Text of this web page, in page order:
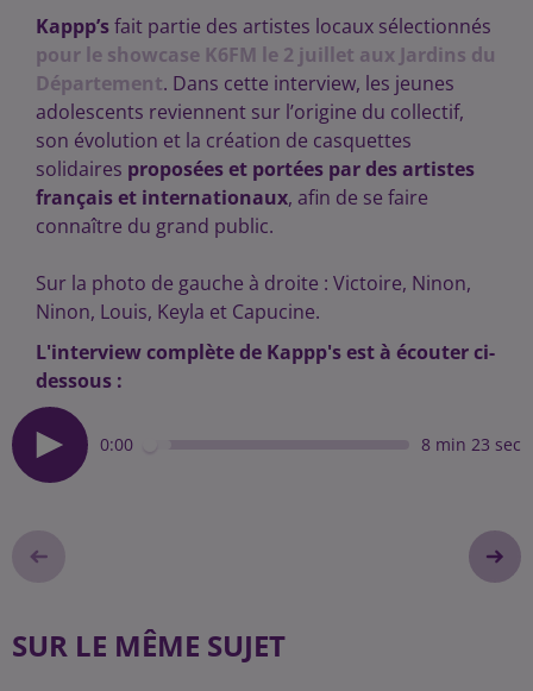
Kappp’sfait partie des artistes locaux sélectionnés
pour le showcase K6FM le 2 juillet aux Jardins du
Département. Dans cette interview, les jeunes
adolescents reviennent sur l’origine du collectif,
son évolution et la création de casquettes
solidaires proposées et portées par des artistes
français et internationaux, afin de se faire
connaître du grand public.
Sur la photo de gauche à droite : Victoire, Ninon,
Ninon, Louis, Keyla et Capucine.
L'interview complète de Kappp's est à écouter ci-
dessous :
0:00 8 min 23 sec
SUR LE MÊME SUJET